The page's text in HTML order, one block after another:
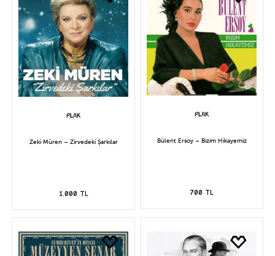
Zeki Müren – Zirvedeki Şarkılar
1.000 TL
Bülent Ersoy – Bizim Hikayemiz
700 TL